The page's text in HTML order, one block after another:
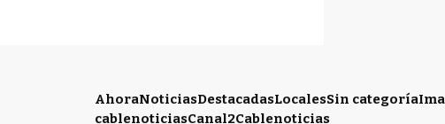
AhoraNoticiasDestacadasLocalesSin categoría
cablenoticiasCanal2Cablenoticias